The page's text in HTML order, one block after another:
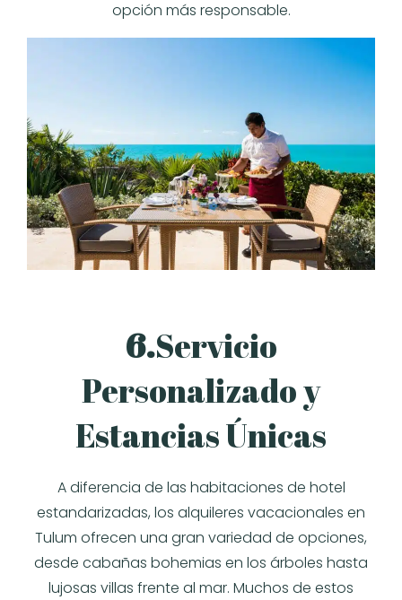
opción más responsable.
6.Servicio
Personalizado y
Estancias Únicas
A diferencia de las habitaciones de hotel
estandarizadas, los alquileres vacacionales en
Tulum ofrecen una gran variedad de opciones,
desde cabañas bohemias en los árboles hasta
lujosas villas frente al mar. Muchos de estos